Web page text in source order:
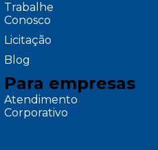
Trabalhe
Conosco
Licitação
Blog
Para empresas
Atendimento
Corporativo